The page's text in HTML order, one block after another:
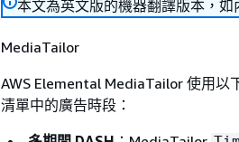
本文為英文版的機器翻譯版本，
MediaTailor
AWS Elemental MediaTailor 使用以
清單中的廣告時段：